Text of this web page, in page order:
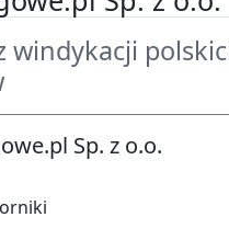
windykacji
Sp. z o.o.